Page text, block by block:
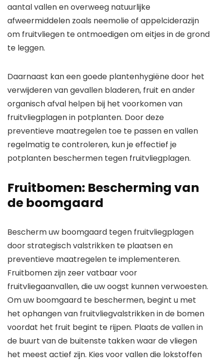
aantal vallen en overweeg natuurlijke
afweermiddelen zoals neemolie of appelciderazijn
om fruitvliegen te ontmoedigen om eitjes in de grond
te leggen.
Daarnaast kan een goede plantenhygiëne door het
verwijderen van gevallen bladeren, fruit en ander
organisch afval helpen bij het voorkomen van
fruitvliegplagen in potplanten. Door deze
preventieve maatregelen toe te passen en vallen
regelmatig te controleren, kun je effectief je
potplanten beschermen tegen fruitvliegplagen.
Fruitbomen: Bescherming van
de boomgaard
Bescherm uw boomgaard tegen fruitvliegplagen
door strategisch valstrikken te plaatsen en
preventieve maatregelen te implementeren.
Fruitbomen zijn zeer vatbaar voor
fruitvliegaanvallen, die uw oogst kunnen verwoesten.
Om uw boomgaard te beschermen, begint u met
het ophangen van fruitvliegvalstrikken in de bomen
voordat het fruit begint te rijpen. Plaats de vallen in
de buurt van de buitenste takken waar de vliegen
het meest actief zijn. Kies voor vallen die lokstoffen